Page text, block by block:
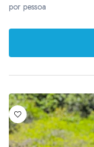
por pessoa